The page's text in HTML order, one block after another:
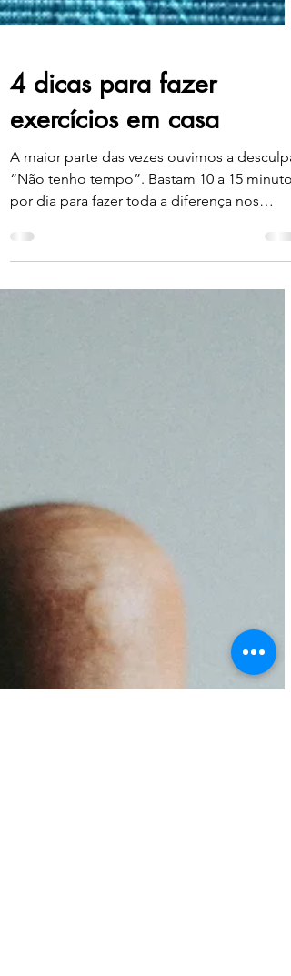
4 dicas para fazer
exercícios em casa
A maior parte das vezes ouvimos a desculpa
“Não tenho tempo”. Bastam 10 a 15 minutos
por dia para fazer toda a diferença nos